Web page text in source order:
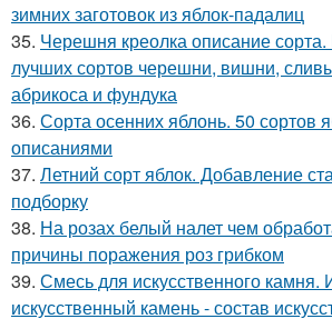
зимних заготовок из яблок-падалиц
35. Черешня креолка описание сорта.
лучших сортов черешни, вишни,
абрикоса и фундука
36. Сорта осенних яблонь. 50 сортов
описаниями
37. Летний сорт яблок. Добавление
подборку
38. На розах белый налет чем
причины поражения роз грибком
39. Смесь для искусственного камня.
искусственный камень - состав